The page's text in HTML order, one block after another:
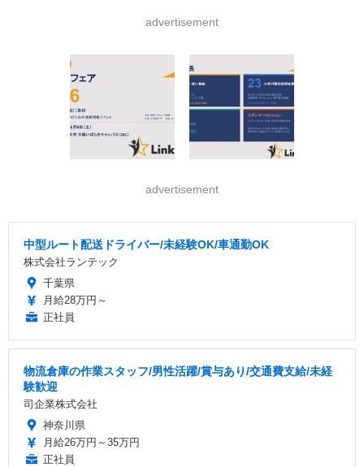
advertisement
advertisement
中型ルート配送ドライバー/未経験OK/車通勤OK
株式会社ランテック
千葉県
月給28万円～
正社員
物流倉庫の作業スタッフ/男性活躍/賞与あり/交通費支給/未経
験歓迎
司企業株式会社
神奈川県
月給26万円～35万円
正社員